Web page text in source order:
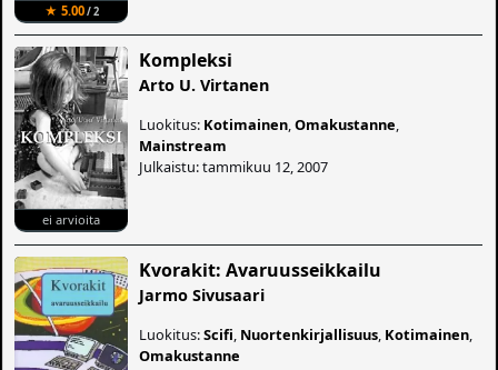
★ 5.00/ 2
ei arvioita
Kompleksi
Arto U. Virtanen
Luokitus: Kotimainen ,Omakustanne
Mainstream
Julkaistu: tammikuu 12, 2007
Kvorakit: Avaruusseikkailu
Jarmo Sivusaari
Luokitus:Scifi Nuortenkirjallisuus Kotimainen
Omakustanne